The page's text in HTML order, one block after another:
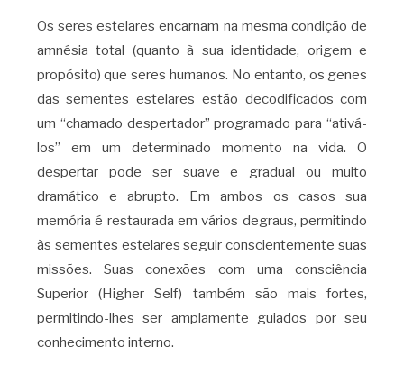
Os seres estelares encarnam na mesma condição de
amnésia total (quanto à sua identidade, origem e
propósito) que seres humanos. No entanto, os genes
das sementes estelares estão decodificados com
um “chamado despertador” programado para “ativá-
los” em um determinado momento na vida. O
despertar pode ser suave e gradual ou muito
dramático e abrupto. Em ambos os casos sua
memória é restaurada em vários degraus, permitindo
às sementes estelares seguir conscientemente suas
missões. Suas conexões com uma consciência
Superior (Higher Self) também são mais fortes,
permitindo-lhes ser amplamente guiados por seu
conhecimento interno.